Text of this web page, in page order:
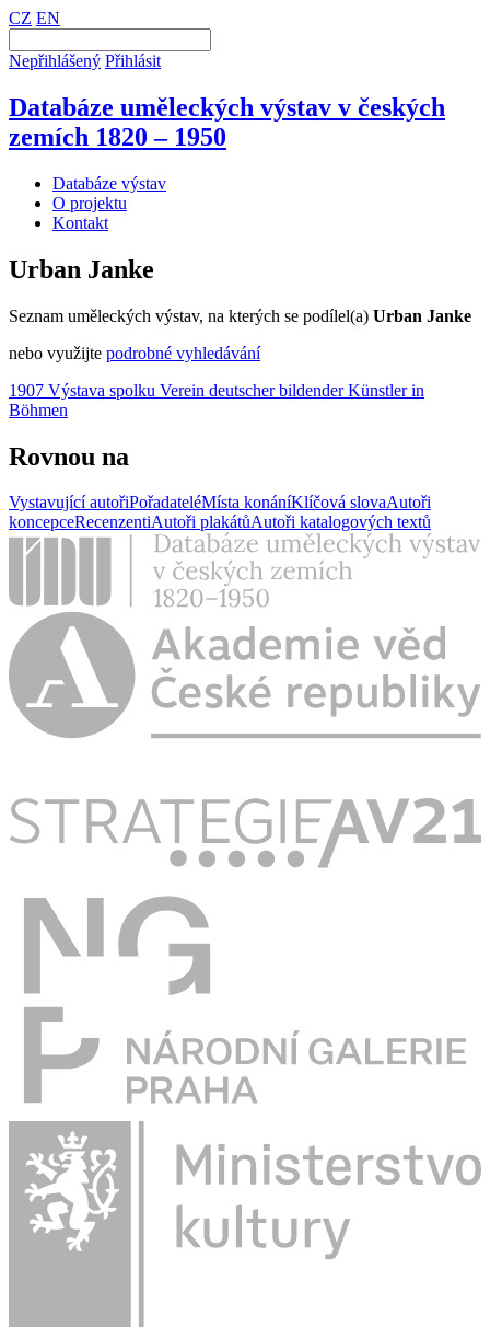
CZ EN
Nepřihlášený Přihlásit
Databáze uměleckých výstav v českých
zemích 1820 – 1950
Databáze výstav
O projektu
Kontakt
Urban Janke
Seznam uměleckých výstav, na kterých se podílel(a) Urban Janke
nebo využijte podrobné vyhledávání
1907 Výstava spolku Verein deutscher bildender Künstler in
Böhmen
Rovnou na
Vystavující autořiPořadateléMísta konáníKlíčová slovaAutoři
koncepceRecenzentiAutoři plakátůAutoři katalogových textů